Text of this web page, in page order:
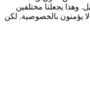
يريده العميل. وهذا يجعلنا مختلفين
يؤمنون بالخصوصية. لكن